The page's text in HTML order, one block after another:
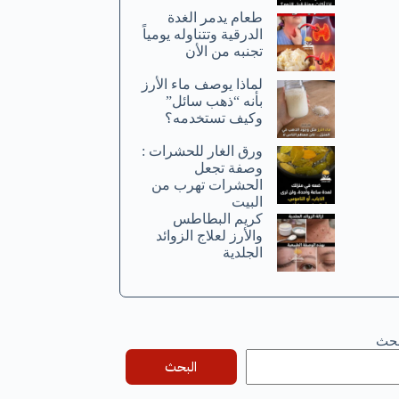
طعام يدمر الغدة
الدرقية وتتناوله يومياً
تجنبه من الأن
لماذا يوصف ماء الأرز
بأنه “ذهب سائل”
وكيف تستخدمه؟
ورق الغار للحشرات :
وصفة تجعل
الحشرات تهرب من
البيت
كريم البطاطس
والأرز لعلاج الزوائد
الجلدية
البحث